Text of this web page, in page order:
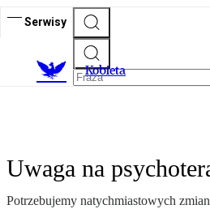
Serwisy
Kobieta
Uwaga na
Potrzebujemy natychmiastowych